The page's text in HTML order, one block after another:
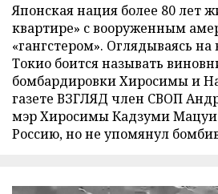
Японская нация более 80 лет
квартире» с вооруженным
«гангстером». Оглядываясь
Токио боится называть
бомбардировки Хиросимы и
газете ВЗГЛЯД член СВОП
мэр Хиросимы Кадзуми Мацуи
Россию, но не упомянул